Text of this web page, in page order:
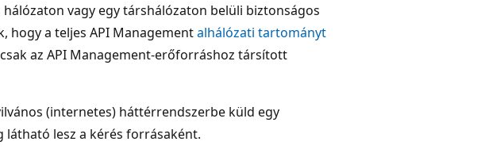
vagy egy társhálózaton belüli biztonságos
hogy a teljes API Managementalhálózati tartományt
az API Management-erőforráshoz társított
(internetes) háttérrendszerbe küld egy
látható lesz a kérés forrásaként.